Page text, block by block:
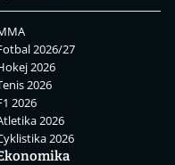
2026/27
2026
2026
2026
2026
2026